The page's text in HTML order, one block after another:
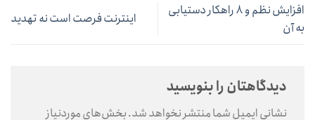
افزایش نظم و ۸ راهکار دستیابی
به آن
اینترنت فرصت است نه تهدید
دیدگاهتان را بنویسید
نشانی ایمیل شما منتشر نخواهد شد.بخش‌های موردنیاز